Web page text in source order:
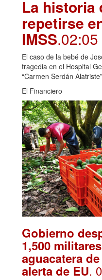
La historia
repetirse
IMSS.02:05
El caso de la bebé de
tragedia en el Hospital
“Carmen Serdán
El Financiero
Gobierno
1,500
aguacatera
alerta de EU.